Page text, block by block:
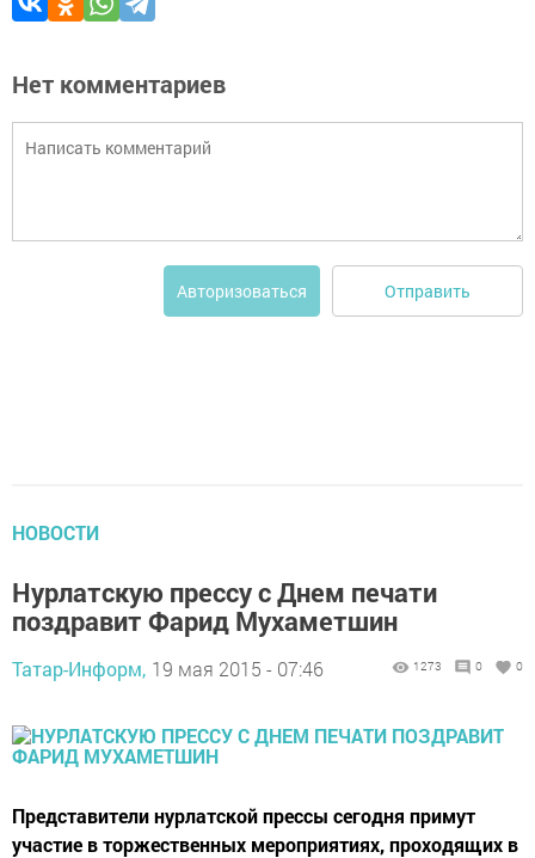
Нет комментариев
Авторизоваться Отправить
НОВОСТИ
Нурлатскую прессу с Днем печати
поздравит Фарид Мухаметшин
Татар-Информ, 19 мая 2015 - 07:46 1273 0 0
Представители нурлатской прессы сегодня примут
участие в торжественных мероприятиях, проходящих в